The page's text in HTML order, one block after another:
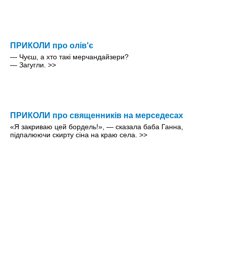
ПРИКОЛИ про олів'є
— Чуєш, а хто такі мерчандайзери?
— Загугли. >>
ПРИКОЛИ про священників на мерседесах
«Я закриваю цей бордель!», — сказала баба Ганна,
підпалюючи скирту сіна на краю села. >>